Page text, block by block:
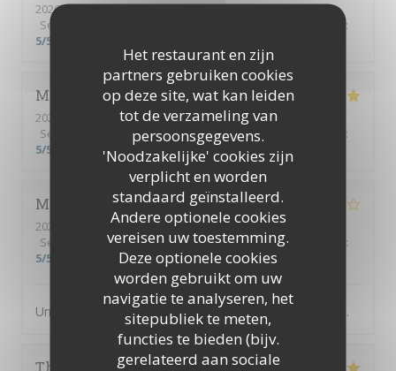
Het restaurant en zijn
partners gebruiken cookies
op deze site, wat kan leiden
tot de verzameling van
persoonsgegevens.
'Noodzakelijke' cookies zijn
verplicht en worden
standaard geïnstalleerd.
Andere optionele cookies
vereisen uw toestemming.
Deze optionele cookies
worden gebruikt om uw
navigatie te analyseren, het
sitepubliek te meten,
functies te bieden (bijv.
gerelateerd aan sociale
2026-08-07- 20:00 - Gasten 5
Service
:
5/5
Mette
2026-08-03
- 20:00 - Gasten 5
Service
Atmosfeer:5/5 Keuken: 5/5
:
5/5
Michel
2026-08-05
- 20:00 - Gasten 4
Service
Atmosfeer :4/5 Keuken:4/5 Kwaliteit / Prijs
:
5/5
Un des meilleurs restaurants abordable de Villefranche.
Thierry